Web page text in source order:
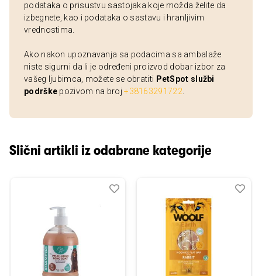
podataka o prisustvu sastojaka koje možda želite da
izbegnete, kao i podataka o sastavu i hranljivim
vrednostima.
Ako nakon upoznavanja sa podacima sa ambalaže
niste sigurni da li je određeni proizvod dobar izbor za
vašeg ljubimca, možete se obratiti PetSpot službi
podrške pozivom na broj+38163291722
Slični artikli iz odabrane kategorije
Dodaj
Uporedi